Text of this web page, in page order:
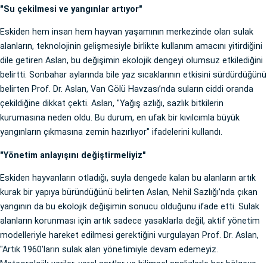
"Su çekilmesi ve yangınlar artıyor"
Eskiden hem insan hem hayvan yaşamının merkezinde olan sulak
alanların, teknolojinin gelişmesiyle birlikte kullanım amacını yitirdiğini
dile getiren Aslan, bu değişimin ekolojik dengeyi olumsuz etkilediğini
belirtti. Sonbahar aylarında bile yaz sıcaklarının etkisini sürdürdüğünü
belirten Prof. Dr. Aslan, Van Gölü Havzası’nda suların ciddi oranda
çekildiğine dikkat çekti. Aslan, "Yağış azlığı, sazlık bitkilerin
kurumasına neden oldu. Bu durum, en ufak bir kıvılcımla büyük
yangınların çıkmasına zemin hazırlıyor" ifadelerini kullandı.
"Yönetim anlayışını değiştirmeliyiz"
Eskiden hayvanların otladığı, suyla dengede kalan bu alanların artık
kurak bir yapıya büründüğünü belirten Aslan, Nehil Sazlığı’nda çıkan
yangının da bu ekolojik değişimin sonucu olduğunu ifade etti. Sulak
alanların korunması için artık sadece yasaklarla değil, aktif yönetim
modelleriyle hareket edilmesi gerektiğini vurgulayan Prof. Dr. Aslan,
"Artık 1960’ların sulak alan yönetimiyle devam edemeyiz.